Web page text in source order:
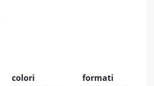
colori
formati